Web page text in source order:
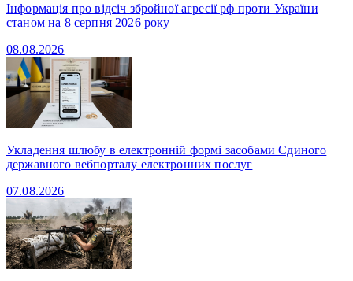
Інформація про відсіч збройної агресії рф проти України
станом на 8 серпня 2026 року
08.08.2026
Укладення шлюбу в електронній формі засобами Єдиного
державного вебпорталу електронних послуг
07.08.2026